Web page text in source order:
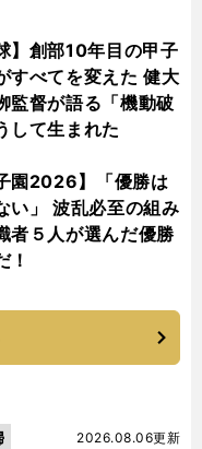
】創部10年目の甲子
すべてを変えた 健大
監督が語る「機動破
して生まれた
園2026】「優勝は
い」 波乱必至の組み
者５人が選んだ優勝
！
2026.08.06更新